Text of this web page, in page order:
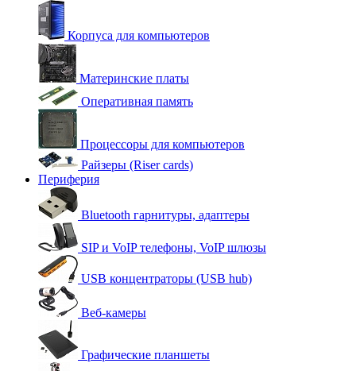
Корпуса для компьютеров
Материнские платы
Оперативная память
Процессоры для компьютеров
Райзеры (Riser cards)
Периферия
Bluetooth гарнитуры, адаптеры
SIP и VoIP телефоны, VoIP шлюзы
USB концентраторы (USB hub)
Веб-камеры
Графические планшеты